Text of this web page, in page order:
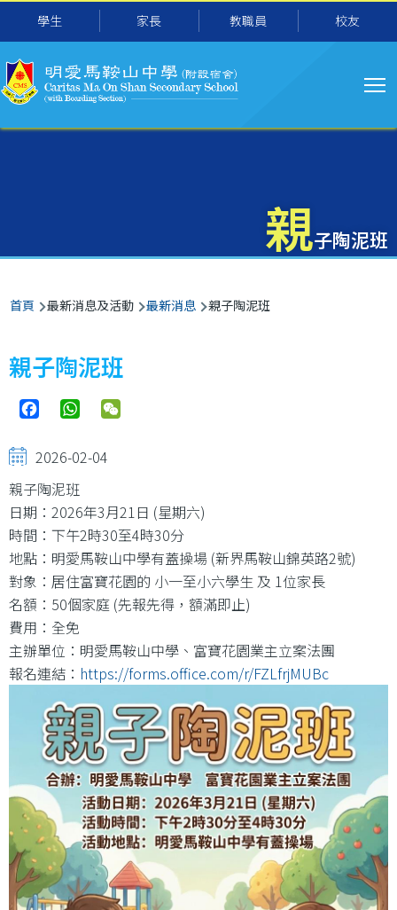
移至主內容
學生 家長 教職員 校友
导
航
親子陶泥班
導
航
連
結
首頁 最新消息及活動 最新消息 親子陶泥班
親子陶泥班
FacebookWhatsApp
2026-02-04
親子陶泥班
日期：2026年3月21日 (星期六)
時間：下午2時30至4時30分
地點：明愛馬鞍山中學有蓋操場 (新界馬鞍山錦英路2號)
對象：居住富寶花園的 小一至小六學生 及 1位家長
名額：50個家庭 (先報先得，額滿即止)
費用：全免
主辦單位：明愛馬鞍山中學、富寶花園業主立案法團
報名連結： https://forms.office.com/r/FZLfrjMUBc